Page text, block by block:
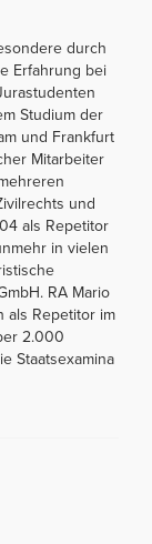
durch
Erfahrung bei
Studium der
und Frankfurt
Mitarbeiter
und
als Repetitor
in vielen
RA Mario
als Repetitor im
2.000
Staatsexamina